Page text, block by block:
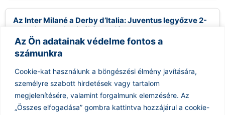
Az Ön adatainak védelme fontos a
számunkra
Cookie-kat használunk a böngészési élmény javítására,
személyre szabott hirdetések vagy tartalom
megjelenítésére, valamint forgalmunk elemzésére. Az
„Összes elfogadása” gombra kattintva hozzájárul a cookie-
Az Inter Milané a Derby d’Italia: Juventus legyőzve 2-
1-re Di Gregorio hibái árnyalják a meccset
2026.08.08.
Az idei Derby d’Italia az Inter Milan és a Juventus közötti
barátságos mérkőzés igazi izgalmakat hozott, amit az Inter 2-1-
es...
Tovább olvasom »